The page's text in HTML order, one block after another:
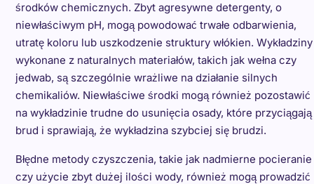
środków chemicznych. Zbyt agresywne detergenty, o
niewłaściwym pH, mogą powodować trwałe odbarwienia,
utratę koloru lub uszkodzenie struktury włókien. Wykładziny
wykonane z naturalnych materiałów, takich jak wełna czy
jedwab, są szczególnie wrażliwe na działanie silnych
chemikaliów. Niewłaściwe środki mogą również pozostawić
na wykładzinie trudne do usunięcia osady, które przyciągają
brud i sprawiają, że wykładzina szybciej się brudzi.
Błędne metody czyszczenia, takie jak nadmierne pocieranie
czy użycie zbyt dużej ilości wody, również mogą prowadzić